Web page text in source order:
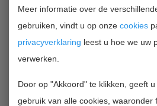
Meer informatie over de
gebruiken, vindt u op onze cookies
privacyverklaring leest u hoe we uw
verwerken.
Door op "Akkoord" te klikken, geeft
gebruik van alle cookies, waaronder
TERUG NAAR OVERZICHT
Contactgegevens
InnoFunding B.V.